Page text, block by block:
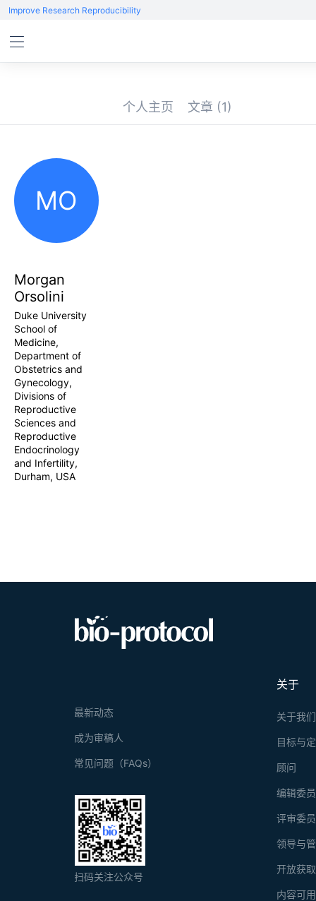
Improve Research Reproducibility
个人主页 文章 (1)
MO
Morgan
Orsolini
Duke University
School of
Medicine,
Department of
Obstetrics and
Gynecology,
Divisions of
Reproductive
Sciences and
Reproductive
Endocrinology
and Infertility,
Durham, USA
关于
关于我们
目标与
顾问
编辑委
评审委
领导与
开放获
内容可
最新动态
成为审稿人
常见问题（FAQs）
扫码关注公众号